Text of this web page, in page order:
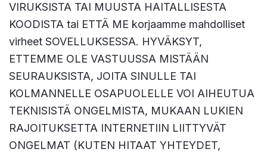
VIRUKSISTA TAI MUUSTA HAITALLISESTA
KOODISTA tai ETTÄ ME korjaamme mahdolliset
virheet SOVELLUKSESSA. HYVÄKSYT,
ETTEMME OLE VASTUUSSA MISTÄÄN
SEURAUKSISTA, JOITA SINULLE TAI
KOLMANNELLE OSAPUOLELLE VOI AIHEUTUA
TEKNISISTÄ ONGELMISTA, MUKAAN LUKIEN
RAJOITUKSETTA INTERNETIIN LIITTYVÄT
ONGELMAT (KUTEN HITAAT YHTEYDET,